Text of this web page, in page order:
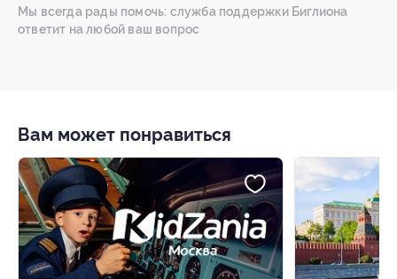
Мы всегда рады помочь: служба поддержки Биглиона
ответит на любой ваш вопрос
Вам может понравиться